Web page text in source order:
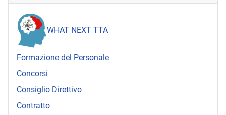
WHAT NEXT TTA
Formazione del Personale
Concorsi
Consiglio Direttivo
Contratto